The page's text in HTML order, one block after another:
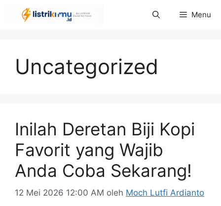
Langsung
Menu
Uncategorized
Inilah Deretan Biji Kopi
Favorit yang Wajib
Anda Coba Sekarang!
12 Mei 2026 12:00 AM oleh Moch Lutfi Ardianto